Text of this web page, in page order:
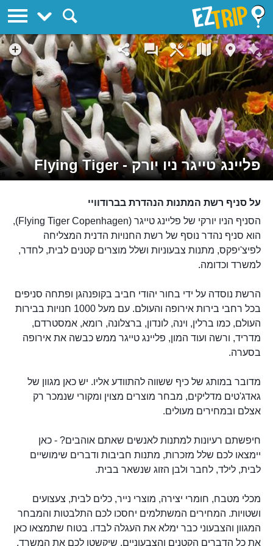
פליינג טייגר ניו יורק - Flying Tiger
על סניף רשת המתנות הנהדרת בברודוויי
הסניף הניו יורקי של פליינג טייגר (Flying Tiger Copenhagen),
הוא סניף נהדר נוסף של רשת החנויות הדנית המצליחה
לפיצ'יפקס, מתנות צבעוניות ושלל מוצרים קטנים לבית, לחדר,
למשרד וכדומה.
הרשת נוסדה על ידי בחור יהודי חביב בקופנהגן ופתחה סניפים
בכל רחבי בירות אירופה והעולם. עם מעל 1000 חנויות בבירות
העולם, כמו ברלין, וינה, לונדון, ברצלונה, רומא, אמסטרדם,
מדריד, ורשה ועוד המון, פליינג טייגר ממש כבשה את אירופה
בסערה.
מדובר במותג של כיף ששווה להתוודע אליו. יש כאן מגוון של
גאדג'טים מדליקים, מבחר מוצרים מצוין ומקורי שנמכר רק
אצלם ובמחירים מעולים.
חיפשתם רעיונות למתנות לאנשים שאתם אוהבים? - כאן
יימצאו לכם שלל מזכרות, מתנות חביבות ודברים שימושיים
לבית, לילד, לחבר ולבן הזוג שנשאר בבית.
מכלי מטבח, חומרי יצירה, מוצרי נייר, כלים לבית, צעצועים
ושטויות. המחירים המשתלמים יחסכו לכם התלבטות והמבחר
המגוון והצבעוני כבר ימלא את העגלה לבדו. בטוח שתמצאו כאן
את כל הדברים הקטנים והצבעוניים, שיקשטו לכם את המשרד,
EZTrip